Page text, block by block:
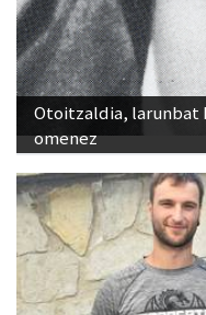
Otoitzaldia, larunbat
omenez